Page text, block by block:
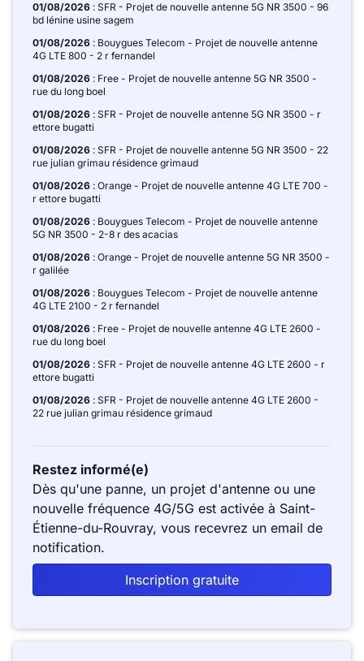
01/08/2026 : SFR - Projet de nouvelle antenne 5G NR 3500 - 96
bd lénine usine sagem
01/08/2026 : Bouygues Telecom - Projet de nouvelle antenne
4G LTE 800 - 2 r fernandel
01/08/2026 : Free - Projet de nouvelle antenne 5G NR 3500 -
rue du long boel
01/08/2026 : SFR - Projet de nouvelle antenne 5G NR 3500 - r
ettore bugatti
01/08/2026 : SFR - Projet de nouvelle antenne 5G NR 3500 - 22
rue julian grimau résidence grimaud
01/08/2026 : Orange - Projet de nouvelle antenne 4G LTE 700 -
r ettore bugatti
01/08/2026 : Bouygues Telecom - Projet de nouvelle antenne
5G NR 3500 - 2-8 r des acacias
01/08/2026 : Orange - Projet de nouvelle antenne 5G NR 3500 -
r galilée
01/08/2026 : Bouygues Telecom - Projet de nouvelle antenne
4G LTE 2100 - 2 r fernandel
01/08/2026 : Free - Projet de nouvelle antenne 4G LTE 2600 -
rue du long boel
01/08/2026 : SFR - Projet de nouvelle antenne 4G LTE 2600 - r
ettore bugatti
01/08/2026 : SFR - Projet de nouvelle antenne 4G LTE 2600 -
22 rue julian grimau résidence grimaud
Restez informé(e)
Dès qu'une panne, un projet d'antenne ou une
nouvelle fréquence 4G/5G est activée à Saint-
Étienne-du-Rouvray, vous recevrez un email de
notification.
Inscription gratuite